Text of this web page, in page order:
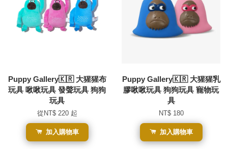
Puppy Gallery🇰🇷 大猩猩布
玩具 啾啾玩具 發聲玩具 狗狗
玩具
從 NT$ 220 起
加入購物車
Puppy Gallery🇰🇷 大猩猩乳
膠啾啾玩具 狗狗玩具 寵物玩
具
NT$ 180
加入購物車